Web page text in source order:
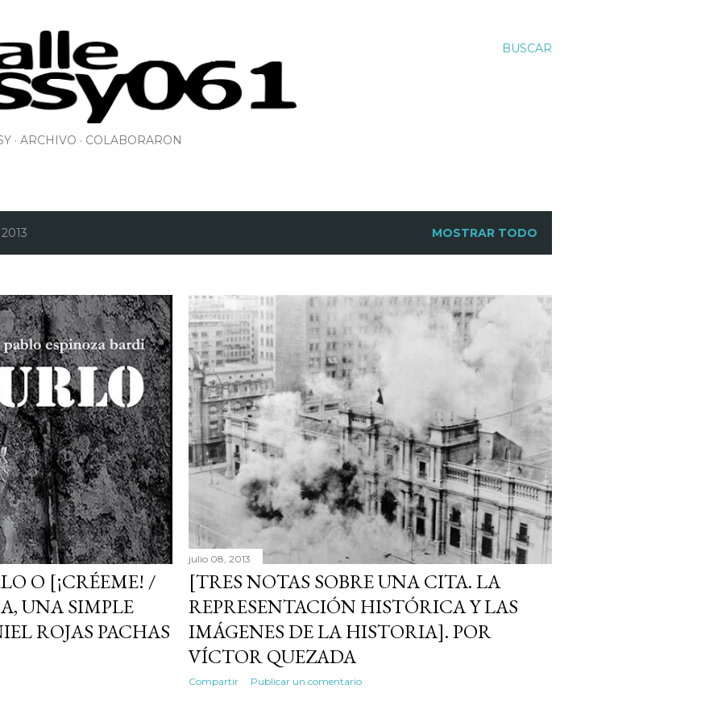
BUSCAR
ARCHIVO COLABORARON
MOSTRAR TODO
O [¡CRÉEME! /
UNA SIMPLE
ROJAS PACHAS
julio 08, 2013
[TRES NOTAS SOBRE UNA CITA. LA
REPRESENTACIÓN HISTÓRICA Y LAS
IMÁGENES DE LA HISTORIA]. POR
VÍCTOR QUEZADA
Compartir Publicar un comentario